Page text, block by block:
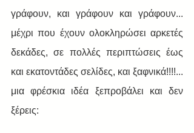
γράφουν, και γράφουν και γράφουν...
μέχρι που έχουν ολοκληρώσει αρκετές
δεκάδες, σε πολλές περιπτώσεις έως
και εκατοντάδες σελίδες, και ξαφνικά!!!!...
μια φρέσκια ιδέα ξεπροβάλει και δεν
ξέρεις: